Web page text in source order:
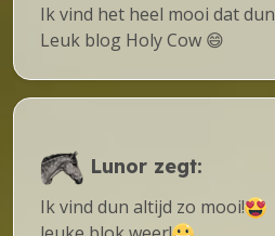
Ik vind het heel mooi dat
Leuk blog Holy Cow 😄
Lunor zegt:
Ik vind dun altijd zo mooi!